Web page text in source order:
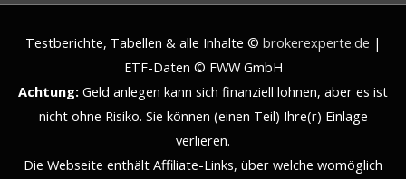
Testberichte, Tabellen & alle Inhalte © brokerexperte.de |
ETF-Daten © FWW GmbH
Achtung: Geld anlegen kann sich finanziell lohnen, aber es ist
nicht ohne Risiko. Sie können (einen Teil) Ihre(r) Einlage
verlieren.
Die Webseite enthält Affiliate-Links, über welche womöglich